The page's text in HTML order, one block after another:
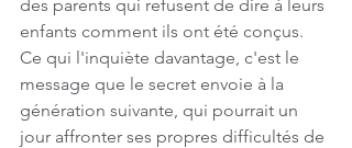
des parents qui refusent de dire à leurs
enfants comment ils ont été conçus.
Ce qui l'inquiète davantage, c'est le
message que le secret envoie à la
génération suivante, qui pourrait un
jour affronter ses propres difficultés de